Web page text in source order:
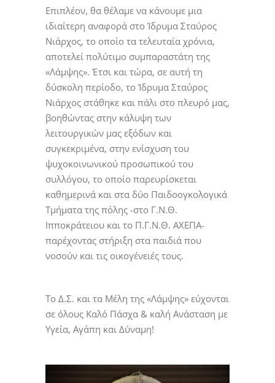
Επιπλέον, θα θέλαμε να κάνουμε μια
ιδιαίτερη αναφορά στο Ίδρυμα Σταύρος
Νιάρχος, το οποίο τα τελευταία χρόνια,
αποτελεί πολύτιμο συμπαραστάτη της
«Λάμψης». Έτσι και τώρα, σε αυτή τη
δύσκολη περίοδο, το Ίδρυμα Σταύρος
Νιάρχος στάθηκε και πάλι στο πλευρό μας,
βοηθώντας στην κάλυψη των
λειτουργικών μας εξόδων και
συγκεκριμένα, στην ενίσχυση του
ψυχοκοινωνικού προσωπικού του
συλλόγου, το οποίο παρευρίσκεται
καθημερινά και στα δύο Παιδοογκολογικά
Τμήματα της πόλης -στο Γ.Ν.Θ.
Ιπποκράτειου και το Π.Γ.Ν.Θ. ΑΧΕΠΑ-
παρέχοντας στήριξη στα παιδιά που
νοσούν και τις οικογένειές τους.
Το Δ.Σ. και τα Μέλη της «Λάμψης» εύχονται
σε όλους Καλό Πάσχα & καλή Ανάσταση με
Υγεία, Αγάπη και Δύναμη!